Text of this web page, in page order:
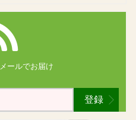
メールでお届け
登録